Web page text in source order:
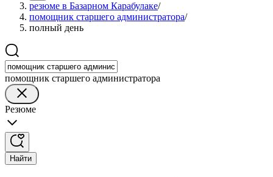
резюме в Базарном Карабулаке/
помощник старшего администратора/
полный день
помощник старшего администратора
Резюме
Найти